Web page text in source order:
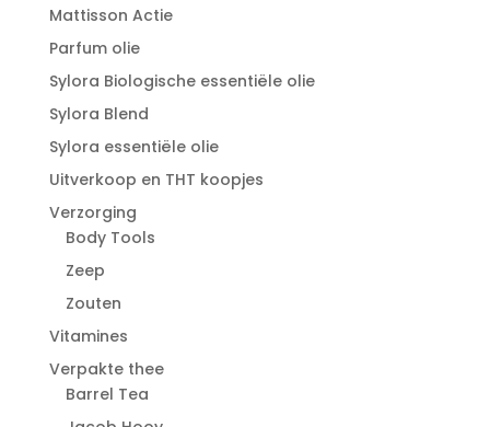
Mattisson Actie
Parfum olie
Sylora Biologische essentiële olie
Sylora Blend
Sylora essentiële olie
Uitverkoop en THT koopjes
Verzorging
Body Tools
Zeep
Zouten
Vitamines
Verpakte thee
Barrel Tea